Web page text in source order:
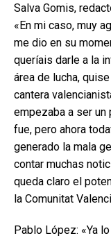
Salva Gomis,
«En mi caso, muy
me dio en su
queríais darle a la
área de lucha,
cantera
empezaba a ser un
fue, pero ahora
generado la mala
contar muchas
queda claro el
la Comunitat
Pablo López: «Ya